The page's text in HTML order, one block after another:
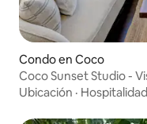
Condo en Coco
Coco Sunset Studio -
Ubicación · Hospitalidad